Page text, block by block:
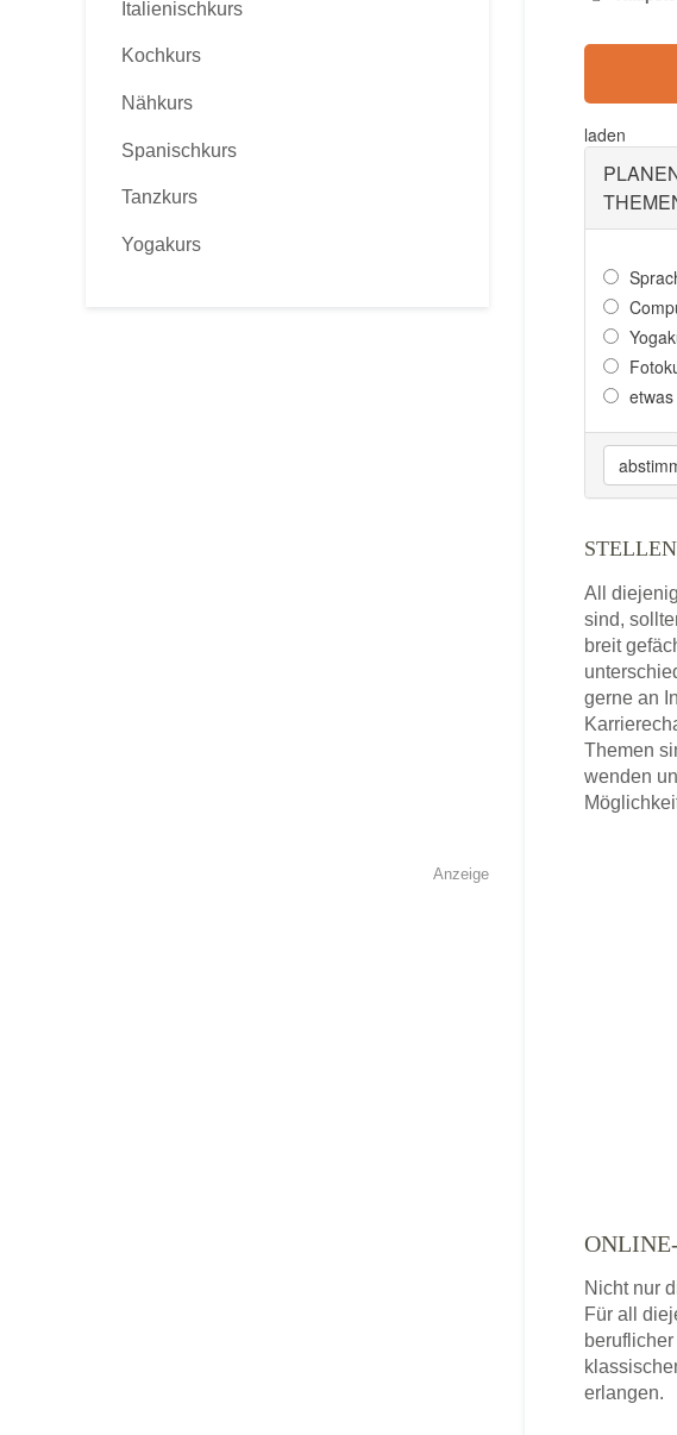
laden
All
sind,
breit
gerne an
Themen
wenden
Nicht nur
Für all
erlangen.
Italienischkurs
Kochkurs
Nähkurs
Spanischkurs
Tanzkurs
Yogakurs
Anzeige